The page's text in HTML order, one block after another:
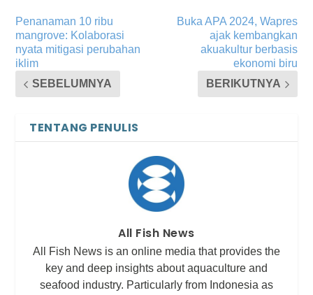
Penanaman 10 ribu
mangrove: Kolaborasi
nyata mitigasi perubahan
iklim
SEBELUMNYA
Buka APA 2024, Wapres
ajak kembangkan
akuakultur berbasis
ekonomi biru
BERIKUTNYA
TENTANG PENULIS
All Fish News
All Fish News is an online media that provides the
key and deep insights about aquaculture and
seafood industry. Particularly from Indonesia as